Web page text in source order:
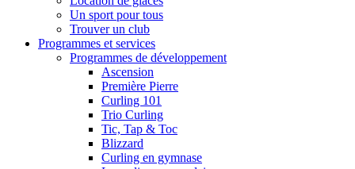
Un sport pour tous
Trouver un club
Programmes et services
Programmes de développement
Ascension
Première Pierre
Curling 101
Trio Curling
Tic, Tap & Toc
Blizzard
Curling en gymnase